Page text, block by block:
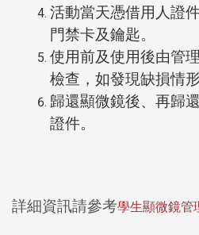
活動當天憑借用人證
門禁卡及鑰匙。
使用前及使用後由管
檢查，如發現缺損情
歸還顯微鏡後、再歸
證件。
詳細資訊請參考學生顯微鏡管